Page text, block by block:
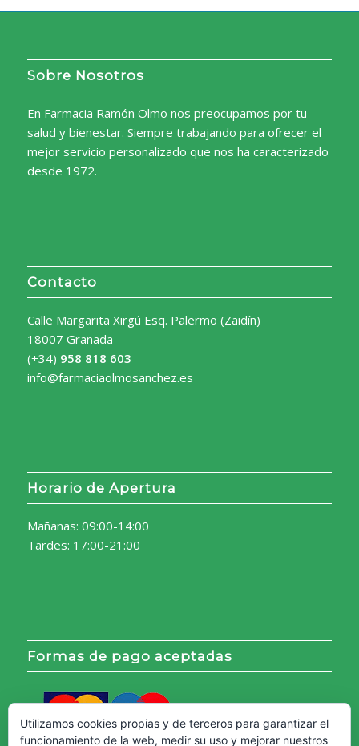
Sobre Nosotros
En Farmacia Ramón Olmo nos preocupamos por tu
salud y bienestar. Siempre trabajando para ofrecer el
mejor servicio personalizado que nos ha caracterizado
desde 1972.
Contacto
Calle Margarita Xirgú Esq. Palermo (Zaidín)
18007 Granada
(+34) 958 818 603
info@farmaciaolmosanchez.es
Horario de Apertura
Mañanas: 09:00-14:00
Tardes: 17:00-21:00
Formas de pago aceptadas
Utilizamos cookies propias y de terceros para garantizar el
funcionamiento de la web, medir su uso y mejorar nuestros